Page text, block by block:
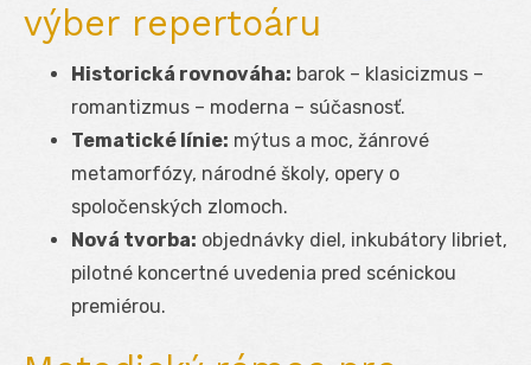
výber repertoáru
Historická rovnováha: barok – klasicizmus –
romantizmus – moderna – súčasnosť.
Tematické línie: mýtus a moc, žánrové
metamorfózy, národné školy, opery o
spoločenských zlomoch.
Nová tvorba: objednávky diel, inkubátory libriet,
pilotné koncertné uvedenia pred scénickou
premiérou.